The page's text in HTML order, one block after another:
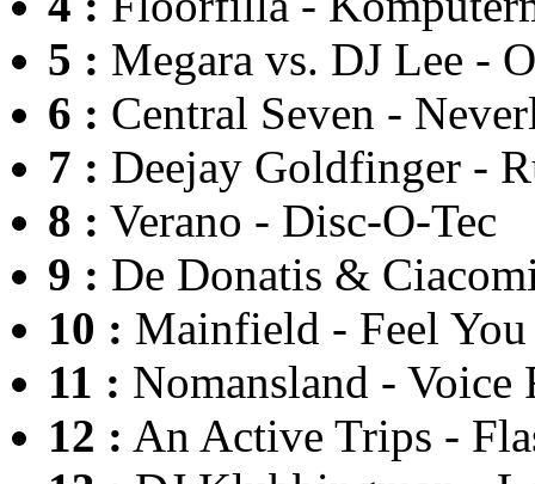
5 : Megara vs. DJ Lee -
6 : Central Seven -
7 : Deejay Goldfinger -
8 : Verano - Disc-O-Tec
9 : De Donatis &
10 : Mainfield - Feel
11 : Nomansland - Voice
12 : An Active Trips -